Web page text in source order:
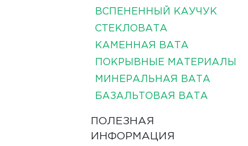
ВСПЕНЕННЫЙ КАУЧУК
СТЕКЛОВАТА
КАМЕННАЯ ВАТА
ПОКРЫВНЫЕ МАТЕРИАЛЫ
МИНЕРАЛЬНАЯ ВАТА
БАЗАЛЬТОВАЯ ВАТА
ПОЛЕЗНАЯ
ИНФОРМАЦИЯ